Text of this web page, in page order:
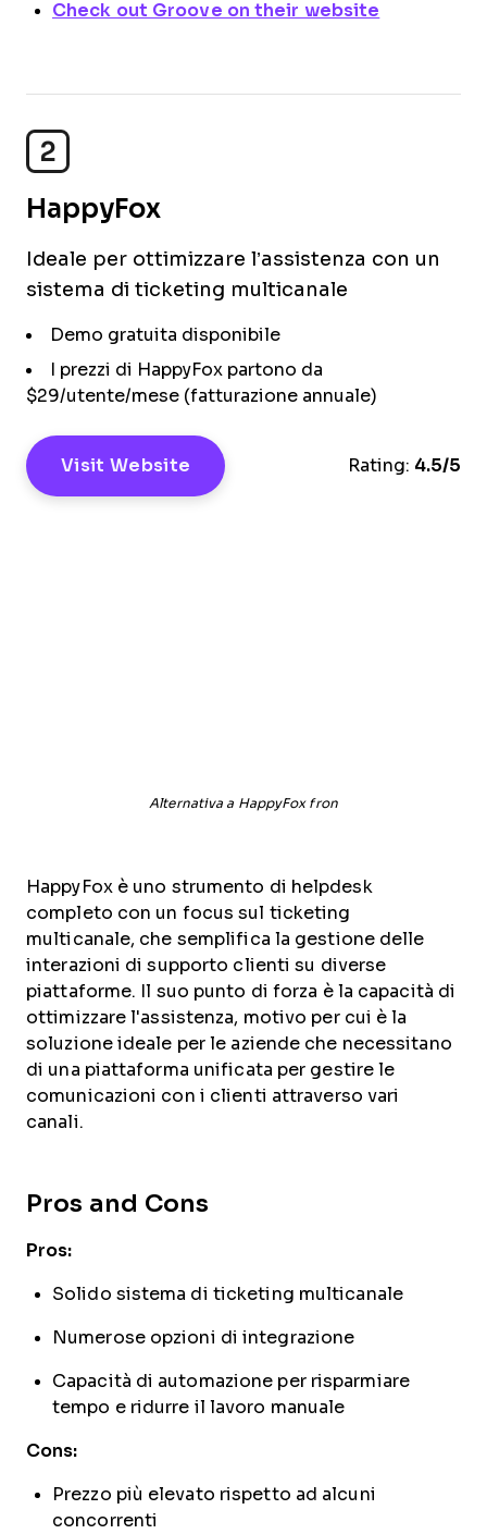
Check out Groove on their website
2
HappyFox
Ideale per ottimizzare l’assistenza con un
sistema di ticketing multicanale
Demo gratuita disponibile
I prezzi di HappyFox partono da
$29/utente/mese (fatturazione annuale)
Visit Website Rating: 4.5/5
Alternativa a HappyFox fron
HappyFox è uno strumento di helpdesk
completo con un focus sul ticketing
multicanale, che semplifica la gestione delle
interazioni di supporto clienti su diverse
piattaforme. Il suo punto di forza è la capacità di
ottimizzare l'assistenza, motivo per cui è la
soluzione ideale per le aziende che necessitano
di una piattaforma unificata per gestire le
comunicazioni con i clienti attraverso vari
canali.
Pros and Cons
Pros:
Solido sistema di ticketing multicanale
Numerose opzioni di integrazione
Capacità di automazione per risparmiare
tempo e ridurre il lavoro manuale
Cons:
Prezzo più elevato rispetto ad alcuni
concorrenti